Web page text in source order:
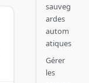
sauveg
ardes
autom
atiques
Gérer
les